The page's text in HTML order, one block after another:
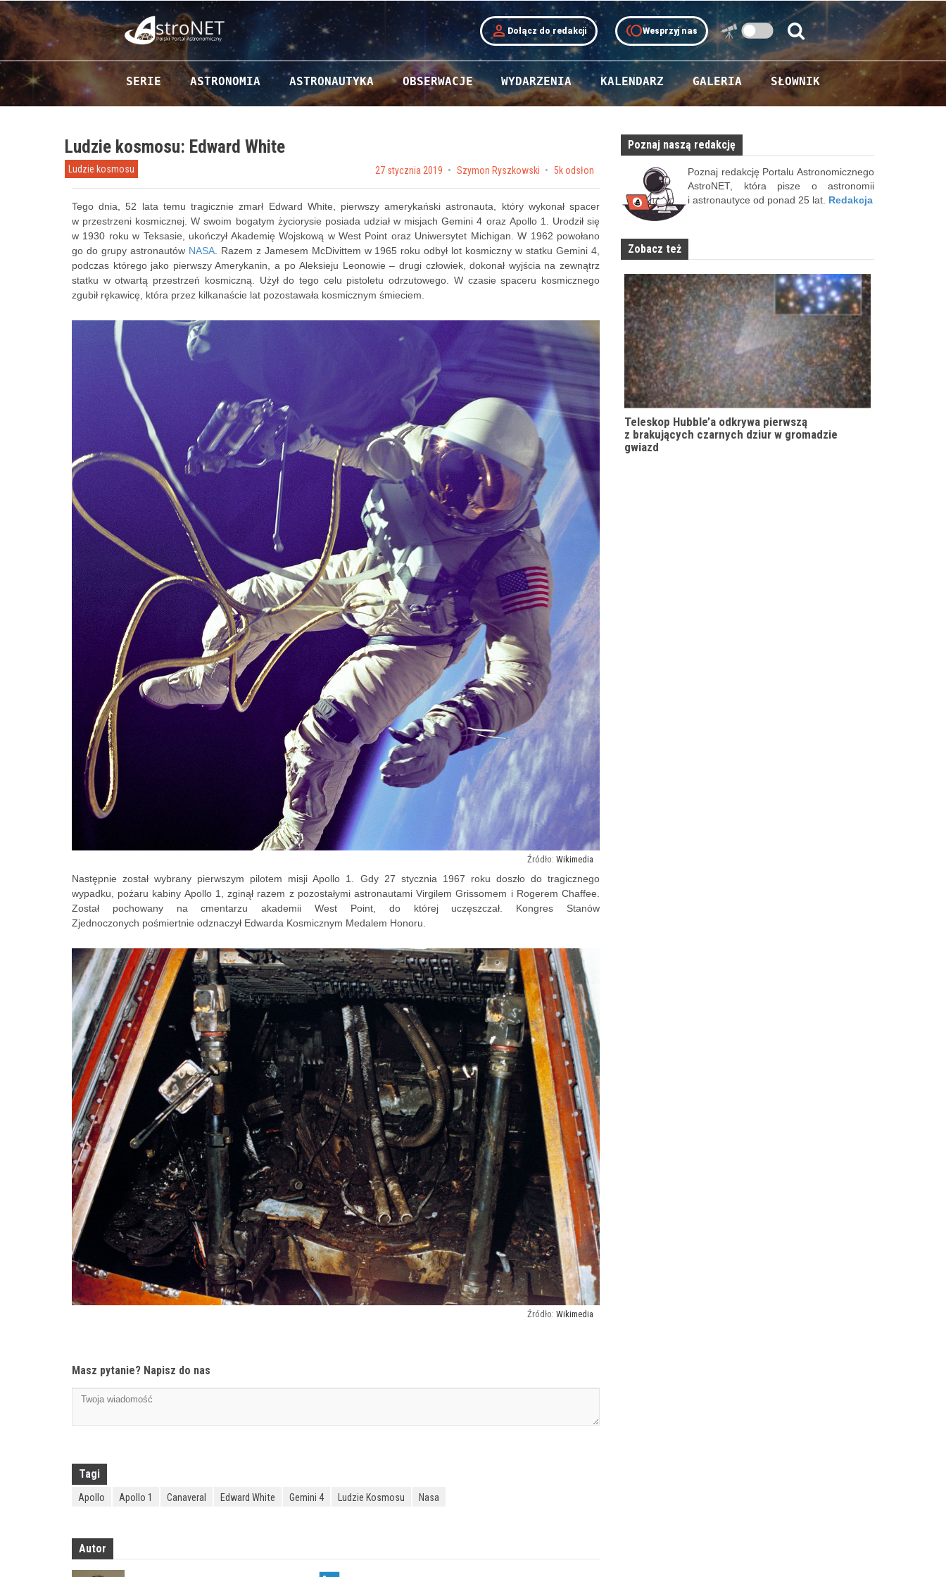
person Dołącz do redakcji tollWesprzyj nas
Szukaj:
Szukaj
Przejdź do zawartości
SERIE ASTRONOMIA ASTRONAUTYKA OBSERWACJE WYDARZENIA KALENDARZ GALERIA SŁOWNIK
Ludzie kosmosu: Edward White
Ludzie kosmosu Posted on
27 stycznia 2019 by Szymon Ryszkowski 5k odsłon
Tego dnia, 52 lata temu tragicznie zmarł Edward White, pierwszy amerykański astronauta, który wykonał spacer
w przestrzeni kosmicznej. W swoim bogatym życiorysie posiada udział w misjach Gemini 4 oraz Apollo 1. Urodził się
w 1930 roku w Teksasie, ukończył Akademię Wojskową w West Point oraz Uniwersytet Michigan. W 1962 powołano
go do grupy astronautów NASA. Razem z Jamesem McDivittem w 1965 roku odbył lot kosmiczny w statku Gemini 4,
podczas którego jako pierwszy Amerykanin, a po Aleksieju Leonowie – drugi człowiek, dokonał wyjścia na zewnątrz
statku w otwartą przestrzeń kosmiczną. Użył do tego celu pistoletu odrzutowego. W czasie spaceru kosmicznego
zgubił rękawicę, która przez kilkanaście lat pozostawała kosmicznym śmieciem.
Wikimedia
Następnie został wybrany pierwszym pilotem misji Apollo 1. Gdy 27 stycznia 1967 roku doszło do tragicznego
wypadku, pożaru kabiny Apollo 1, zginął razem z pozostałymi astronautami Virgilem Grissomem i Rogerem Chaffee.
Został pochowany na cmentarzu akademii West Point, do której uczęszczał. Kongres Stanów
Zjednoczonych pośmiertnie odznaczył Edwarda Kosmicznym Medalem Honoru.
Wikimedia
Masz pytanie? Napisz do nas
Tagi
Apollo Apollo 1 Canaveral Edward White Gemini 4 Ludzie Kosmosu Nasa
Autor
Poznaj naszą redakcję
Poznaj redakcję Portalu Astronomicznego
AstroNET, która pisze o astronomii
i astronautyce od ponad 25 lat. Redakcja
Zobacz też
Teleskop Hubble’a odkrywa pierwszą
z brakujących czarnych dziur w gromadzie
gwiazd